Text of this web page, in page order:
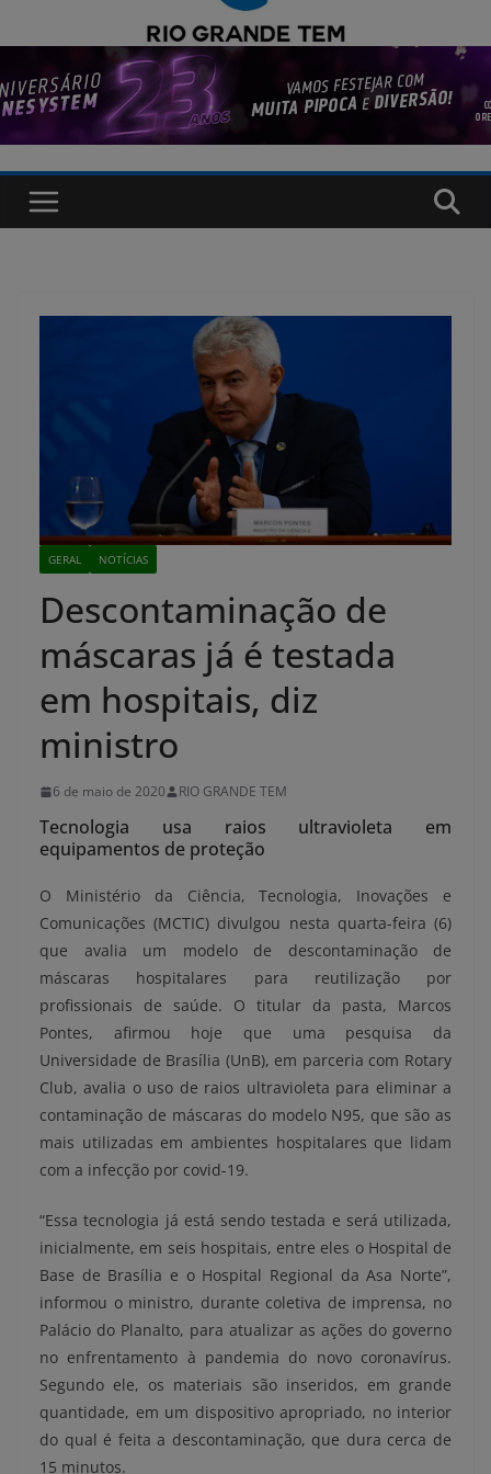
GERAL NOTÍCIAS
Descontaminação de
máscaras já é testada
em hospitais, diz
ministro
6 de maio de 2020 RIO GRANDE TEM
Tecnologia usa raios ultravioleta em
equipamentos de proteção
O Ministério da Ciência, Tecnologia, Inovações e
Comunicações (MCTIC) divulgou nesta quarta-feira (6)
que avalia um modelo de descontaminação de
máscaras hospitalares para reutilização por
profissionais de saúde. O titular da pasta, Marcos
Pontes, afirmou hoje que uma pesquisa da
Universidade de Brasília (UnB), em parceria com Rotary
Club, avalia o uso de raios ultravioleta para eliminar a
contaminação de máscaras do modelo N95, que são as
mais utilizadas em ambientes hospitalares que lidam
com a infecção por covid-19.
“Essa tecnologia já está sendo testada e será utilizada,
inicialmente, em seis hospitais, entre eles o Hospital de
Base de Brasília e o Hospital Regional da Asa Norte”,
informou o ministro, durante coletiva de imprensa, no
Palácio do Planalto, para atualizar as ações do governo
no enfrentamento à pandemia do novo coronavírus.
Segundo ele, os materiais são inseridos, em grande
quantidade, em um dispositivo apropriado, no interior
do qual é feita a descontaminação, que dura cerca de
15 minutos.